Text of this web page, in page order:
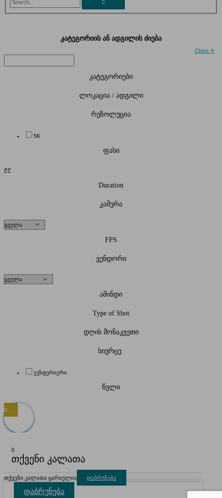
Close ✕
კატეგორიის ან ადგილის ძიება
კატეგორიები
ლოკაცია / ადგილი
რეზოლუცია
5K
ფასი
₾₾
Duration
კამერა
FPS
ვენდორი
ამინდი
Type of Shot
დღის მონაკვეთი
სივრცე
ექსტერიერი
წელი
0
0
თქვენი კალათა
თქვენი კალათა ცარიელია დაბრუნება
დაბრუნება